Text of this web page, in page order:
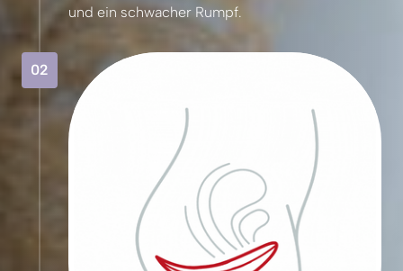
und ein schwacher Rumpf.
02